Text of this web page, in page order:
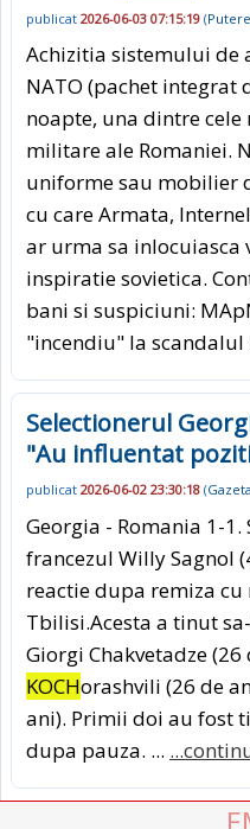
publicat 2026-06-03 07:15:19 (
Achizitia sistemului
NATO (pachet integrat
noapte, una dintre
militare ale Romaniei.
uniforme sau mobilier
cu care Armata,
ar urma sa inlocuiasca
inspiratie sovietica.
bani si suspiciuni:
"incendiu" la scandalul
Selectionerul
"Au influentat
publicat 2026-06-02 23:30:18 (
Georgia - Romania 1-
francezul Willy Sagnol
reactie dupa remiza
Tbilisi.Acesta a tinut
Giorgi Chakvetadze (26
KOCHorashvili (26 de
ani). Primii doi au fost
dupa pauza. ...